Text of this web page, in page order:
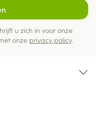
u zich in voor onze
onze privacy policy.